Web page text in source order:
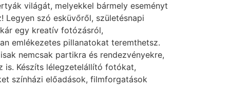
világát, melyekkel bármely eseményt
Legyen szó esküvőről, születésnapi
egy kreatív fotózásról,
emlékezetes pillanatokat teremthetsz.
nemcsak partikra és rendezvényekre,
is. Készíts lélegzetelállító fotókat,
színházi előadások, filmforgatások